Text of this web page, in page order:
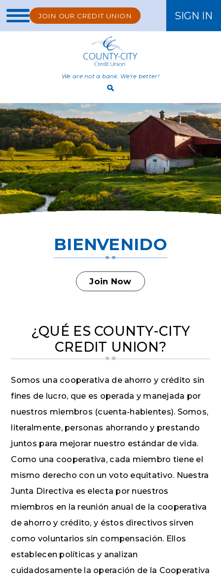
JOIN OUR CREDIT UNION SIGN IN
We are not a bank. We're better!
Open
Bar
ONLINE BANKING
BIENVENIDO
Join Now
¿QUÉ ES COUNTY-CITY
CREDIT UNION?
Somos una cooperativa de ahorro y crédito sin
fines de lucro, que es operada y manejada por
nuestros miembros (cuenta-habientes). Somos,
literalmente, personas ahorrando y prestando
juntos para mejorar nuestro estándar de vida.
Como una cooperativa, cada miembro tiene el
mismo derecho con un voto equitativo. Nuestra
Junta Directiva es electa por nuestros
miembros en la reunión anual de la cooperativa
de ahorro y crédito, y éstos directivos sirven
como voluntarios sin compensación. Ellos
establecen políticas y analizan
cuidadosamente la operación de la Cooperativa